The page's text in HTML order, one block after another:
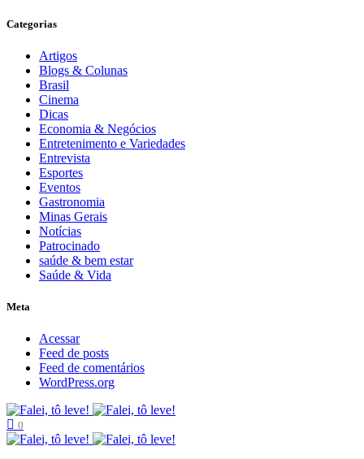
Categorias
Artigos
Blogs & Colunas
Brasil
Cinema
Dicas
Economia & Negócios
Entretenimento e Variedades
Entrevista
Esportes
Eventos
Gastronomia
Minas Gerais
Notícias
Patrocinado
saúde & bem estar
Saúde & Vida
Meta
Acessar
Feed de posts
Feed de comentários
WordPress.org
0